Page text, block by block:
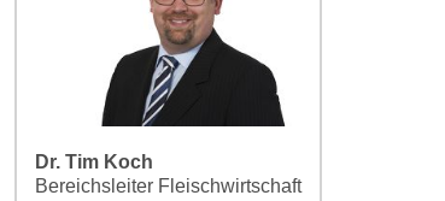
Dr. Tim Koch
Bereichsleiter Fleischwirtschaft